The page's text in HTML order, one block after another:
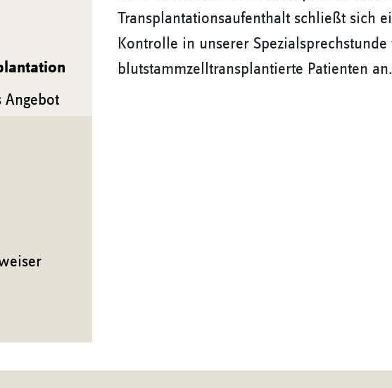
Angebot
Transplantationsaufenthalt schließt sich
Kontrolle in unserer
blutstammzelltransplantierte Patienten an.